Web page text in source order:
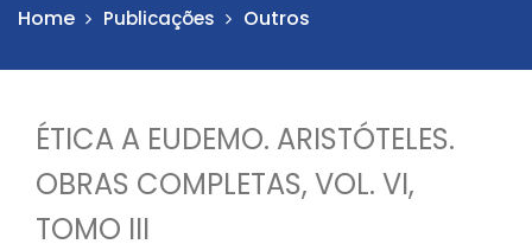
Home Publicações Outros
ÉTICA A EUDEMO. ARISTÓTELES.
OBRAS COMPLETAS, VOL. VI,
TOMO III